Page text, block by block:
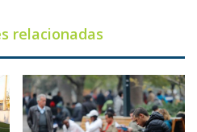
relacionadas